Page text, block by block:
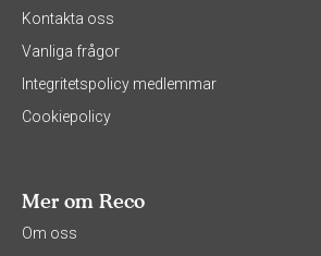
Kontakta oss
Vanliga frågor
Integritetspolicy medlemmar
Cookiepolicy
Mer om Reco
Om oss